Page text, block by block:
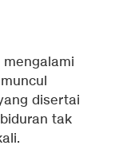
mengalami
disertai
tak